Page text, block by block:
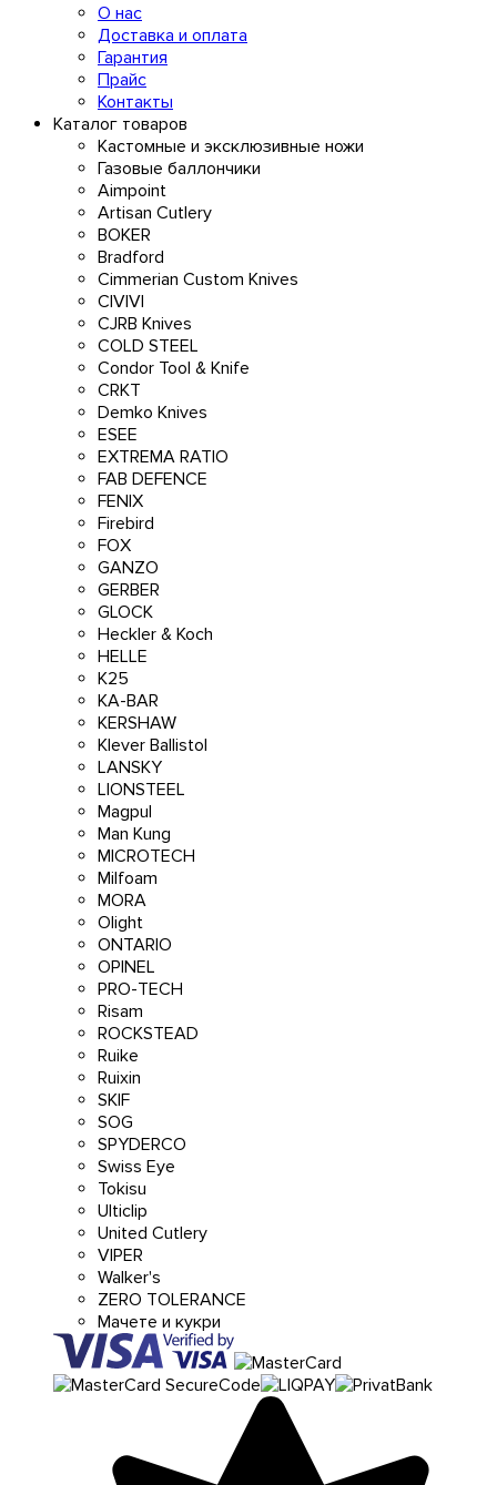
О нас
Доставка и оплата
Гарантия
Прайс
Контакты
Каталог товаров
Кастомные и эксклюзивные ножи
Газовые баллончики
Aimpoint
Artisan Cutlery
BOKER
Bradford
Cimmerian Custom Knives
CIVIVI
CJRB Knives
COLD STEEL
Condor Tool & Knife
CRKT
Demko Knives
ESEE
EXTREMA RATIO
FAB DEFENCE
FENIX
Firebird
FOX
GANZO
GERBER
GLOCK
Heckler & Koch
HELLE
K25
KA-BAR
KERSHAW
Klever Ballistol
LANSKY
LIONSTEEL
Magpul
Man Kung
MICROTECH
Milfoam
MORA
Olight
ONTARIO
OPINEL
PRO-TECH
Risam
ROCKSTEAD
Ruike
Ruixin
SKIF
SOG
SPYDERCO
Swiss Eye
Tokisu
Ulticlip
United Cutlery
VIPER
Walker's
ZERO TOLERANCE
Мачете и кукри